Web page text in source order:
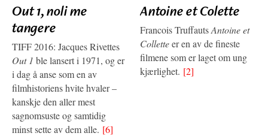
Out 1, noli me
tangere
TIFF 2016: Jacques Rivettes
Out 1 ble lansert i 1971, og er
i dag å anse som en av
filmhistoriens hvite hvaler –
kanskje den aller mest
sagnomsuste og samtidig
minst sette av dem alle. [6]
Antoine et Colette
Francois TruffautsAntoine et
Colletteer en av de fineste
filmene som er laget om ung
kjærlighet. [2]